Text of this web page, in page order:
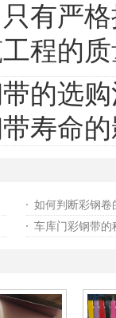
有严
程的
的选
寿命
如何判断彩钢卷
车库门彩钢带的